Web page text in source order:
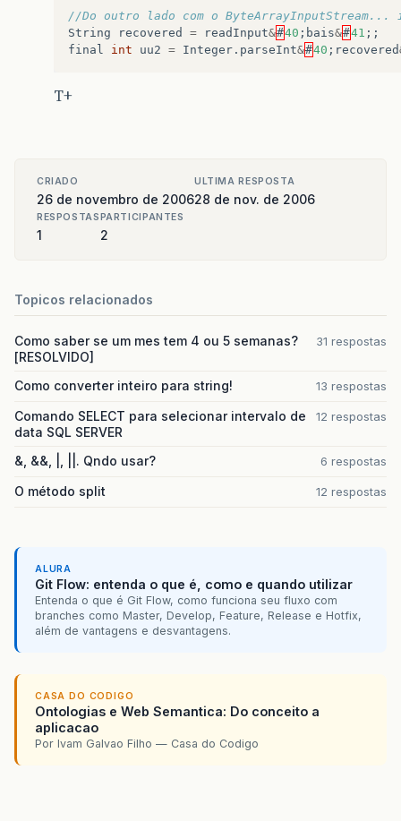
//Do outro lado com o ByteArrayInputStream...
String
recovered = readInput&#40 ; bais&#41 ;;
final
int uu2 = Integer . parseInt&#40 ; recovered
T+
CRIADO
26 de novembro de 2006
ULTIMA RESPOSTA
28 de nov. de 2006
RESPOSTAS
1
PARTICIPANTES
2
Topicos relacionados
Como saber se um mes tem 4 ou 5 semanas?
[RESOLVIDO]
31 respostas
Como converter inteiro para string! 13 respostas
Comando SELECT para selecionar intervalo de
data SQL SERVER
12 respostas
&, &&, |, ||. Qndo usar? 6 respostas
O método split 12 respostas
ALURA
Git Flow: entenda o que é, como e quando utilizar
Entenda o que é Git Flow, como funciona seu fluxo com
branches como Master, Develop, Feature, Release e Hotfix,
além de vantagens e desvantagens.
CASA DO CODIGO
Ontologias e Web Semantica: Do conceito a
aplicacao
Por Ivam Galvao Filho — Casa do Codigo